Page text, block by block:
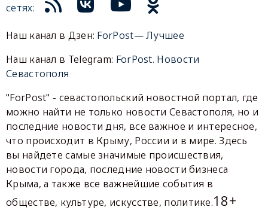
сетях:
Наш канал в Дзен: ForPost— Лучшее
Наш канал в Telegram: ForPost. Новости
Севастополя
"ForPost" - севастопольский новостной портал, где
можно найти не только новости Севастополя, но и
последние новости дня, все важное и интересное,
что происходит в Крыму, России и в мире. Здесь
вы найдете самые значимые происшествия,
новости города, последние новости бизнеса
Крыма, а также все важнейшие события в
обществе, культуре, искусстве, политике.18+